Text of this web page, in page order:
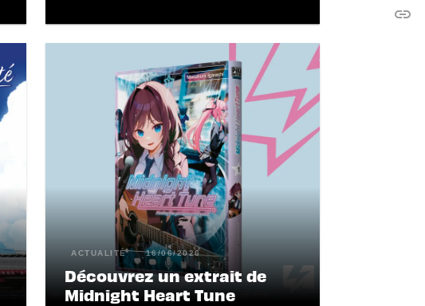
ACTUALITÉ 16/06/2026
Découvrez un extrait de
Midnight Heart Tune
link